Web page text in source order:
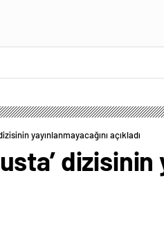
yayınlanmayacağını açıkladı
dizisinin